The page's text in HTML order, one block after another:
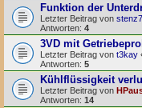
Funktion der
Letzter Beitrag von
Antworten: 4
3VD mit
Letzter Beitrag von t3kay
Antworten: 5
Kühlflüssigkeit
Letzter Beitrag von
Antworten: 14